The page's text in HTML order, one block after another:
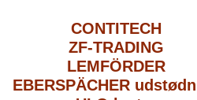
CONTITECH
ZF-TRADING
LEMFÖRDER
EBERSPÄCHER